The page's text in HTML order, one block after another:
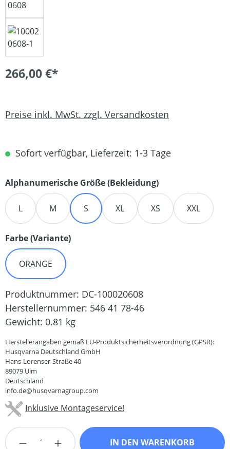
266,00 €*
Preise inkl. MwSt. zzgl. Versandkosten
Sofort verfügbar, Lieferzeit: 1-3 Tage
Alphanumerische Größe (Bekleidung)auswählen
L M S XL XS XXL
Farbe (Variante)auswählen
ORANGE
Produktnummer: DC-100020608
Herstellernummer: 546 41 78-46
Gewicht: 0.81 kg
Herstellerangaben gemäß EU-Produktsicherheitsverordnung (GPSR):
Husqvarna Deutschland GmbH
Hans-Lorenser-Straße 40
89079 Ulm
Deutschland
info.de@husqvarnagroup.com
Inklusive Montageservice!
Produkt Anzahl: Gib den gewünschten
IN DEN WARENKORB